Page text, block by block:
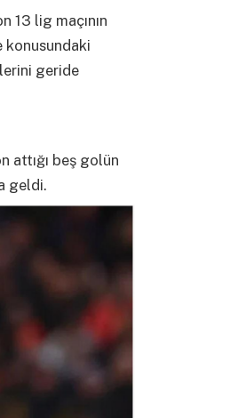
13 lig maçının
konusundaki
geride
attığı beş golün
geldi.